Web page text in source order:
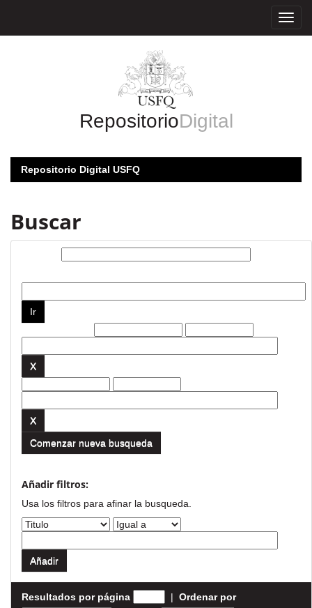
RepositorioDigital
Repositorio Digital USFQ
Buscar
Comenzar nueva busqueda
Añadir filtros:
Usa los filtros para afinar la busqueda.
Resultados por página | Ordenar por